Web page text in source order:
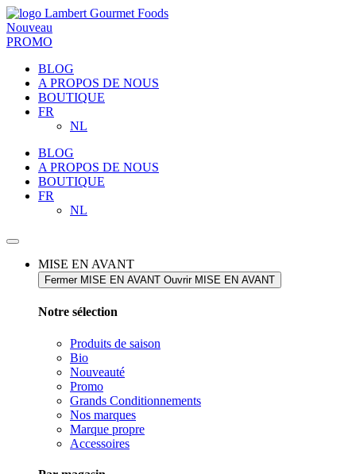
Nouveau
PROMO
BLOG
A PROPOS DE NOUS
BOUTIQUE
FR
NL
BLOG
A PROPOS DE NOUS
BOUTIQUE
FR
NL
MISE EN AVANT
Fermer MISE EN AVANT Ouvrir MISE EN AVANT
Notre sélection​
Produits de saison
Bio
Nouveauté
Promo
Grands Conditionnements
Nos marques
Marque propre
Accessoires